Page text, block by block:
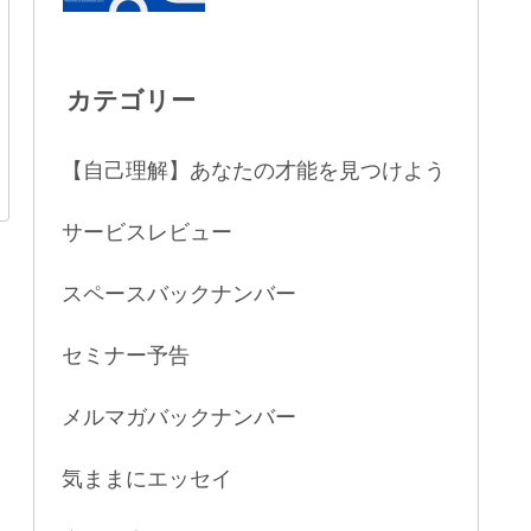
カテゴリー
【自己理解】あなたの才能を見つけよう
サービスレビュー
スペースバックナンバー
セミナー予告
メルマガバックナンバー
気ままにエッセイ